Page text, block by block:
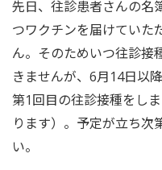
先日、往診患者さんの名
つワクチンを届けていた
ん。そのためいつ往診接
きませんが、6月14日以
第1回目の往診接種をし
ります）。予定が立ち次
い。